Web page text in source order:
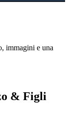
immagini e una
& Figli